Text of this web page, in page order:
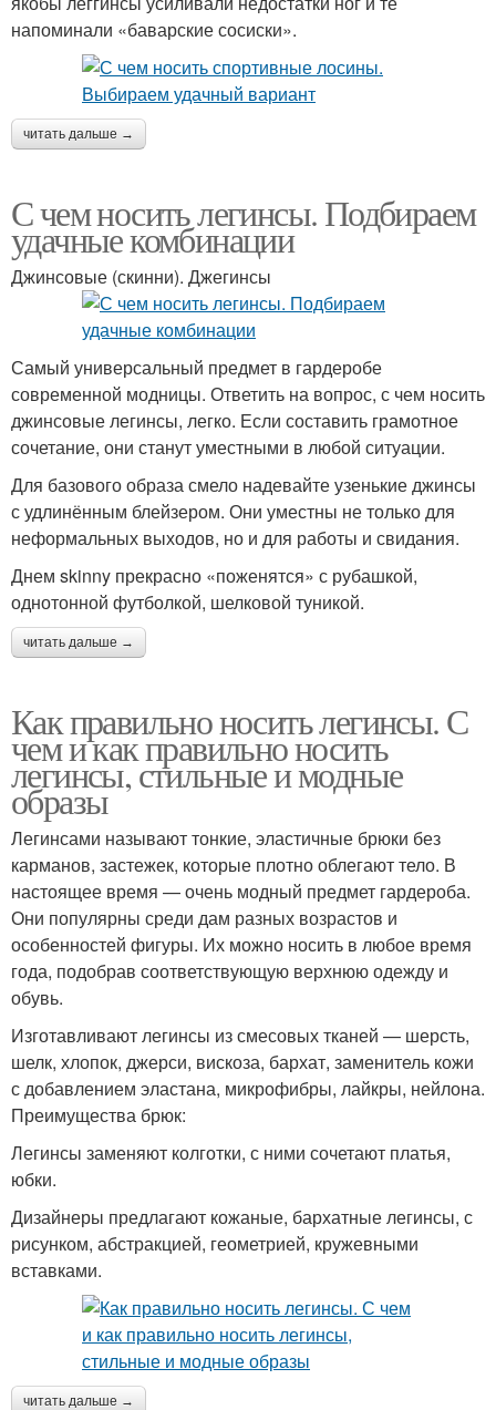
напоминали «баварские сосиски».
читать дальше →
С чем носить легинсы. Подбираем
удачные комбинации
Джинсовые (скинни). Джегинсы
Самый универсальный предмет в гардеробе
современной модницы. Ответить на вопрос, с чем носить
джинсовые легинсы, легко. Если составить грамотное
сочетание, они станут уместными в любой ситуации.
Для базового образа смело надевайте узенькие джинсы
с удлинённым блейзером. Они уместны не только для
неформальных выходов, но и для работы и свидания.
Днем skinny прекрасно «поженятся» с рубашкой,
однотонной футболкой, шелковой туникой.
читать дальше →
Как правильно носить легинсы. С
чем и как правильно носить
легинсы, стильные и модные
образы
Легинсами называют тонкие, эластичные брюки без
карманов, застежек, которые плотно облегают тело. В
настоящее время — очень модный предмет гардероба.
Они популярны среди дам разных возрастов и
особенностей фигуры. Их можно носить в любое время
года, подобрав соответствующую верхнюю одежду и
обувь.
Изготавливают легинсы из смесовых тканей — шерсть,
шелк, хлопок, джерси, вискоза, бархат, заменитель кожи
с добавлением эластана, микрофибры, лайкры, нейлона.
Преимущества брюк:
Легинсы заменяют колготки, с ними сочетают платья,
юбки.
Дизайнеры предлагают кожаные, бархатные легинсы, с
рисунком, абстракцией, геометрией, кружевными
вставками.
читать дальше →